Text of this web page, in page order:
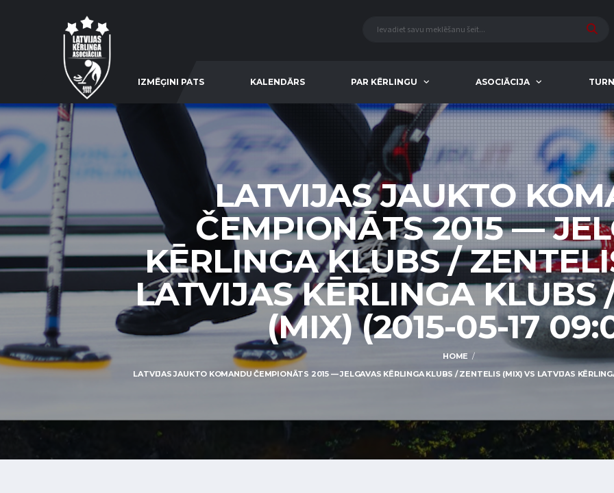
IZMĒĢINI PATS KALENDĀRS PAR KĒRLINGU ASOCIĀCIJA
LATVIJAS JAUKTO
ČEMPIONĀTS 2015 —
KĒRLINGA KLUBS /
LATVIJAS KĒRLINGA KLUBS
(MIX) (2015-05-17
HOME
LATVIJAS JAUKTO KOMANDU ČEMPIONĀTS 2015 — JELGAVAS KĒRLINGA KLUBS / ZENTELIS (MIX) VS LATVIJAS